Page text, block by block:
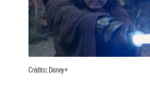
Crédito: Disney+